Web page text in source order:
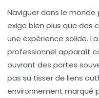
Naviguer dans le monde
exige bien plus que des
une expérience solide.
professionnel apparaît
ouvrant des portes
pas su tisser de liens
environnement marqué